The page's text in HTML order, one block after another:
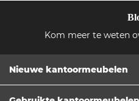
Kom meer te weten
Nieuwe kantoormeubelen